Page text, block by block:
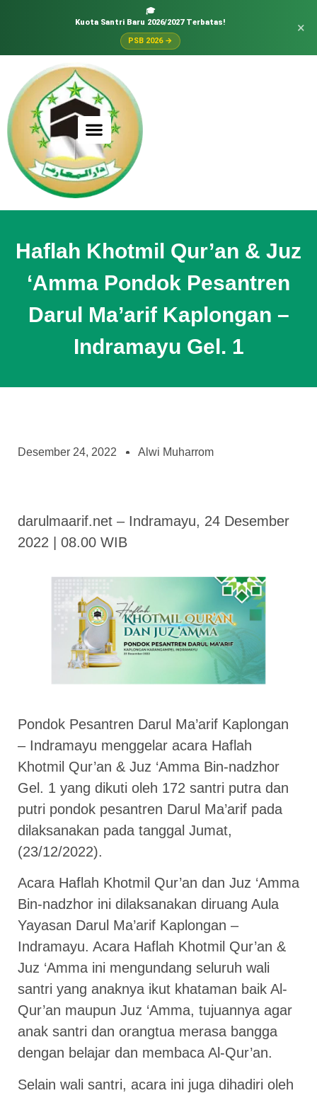
🎓
Kuota Santri Baru 2026/2027 Terbatas!
PSB 2026 →
×
Haflah Khotmil Qur’an & Juz
‘Amma Pondok Pesantren
Darul Ma’arif Kaplongan –
Indramayu Gel. 1
Desember 24, 2022 Alwi Muharrom
darulmaarif.net – Indramayu, 24 Desember
2022 | 08.00 WIB
Pondok Pesantren Darul Ma’arif Kaplongan
– Indramayu menggelar acara Haflah
Khotmil Qur’an & Juz ‘Amma Bin-nadzhor
Gel. 1 yang dikuti oleh 172 santri putra dan
putri pondok pesantren Darul Ma’arif pada
dilaksanakan pada tanggal Jumat,
(23/12/2022).
Acara Haflah Khotmil Qur’an dan Juz ‘Amma
Bin-nadzhor ini dilaksanakan diruang Aula
Yayasan Darul Ma’arif Kaplongan –
Indramayu. Acara Haflah Khotmil Qur’an &
Juz ‘Amma ini mengundang seluruh wali
santri yang anaknya ikut khataman baik Al-
Qur’an maupun Juz ‘Amma, tujuannya agar
anak santri dan orangtua merasa bangga
dengan belajar dan membaca Al-Qur’an.
Selain wali santri, acara ini juga dihadiri oleh